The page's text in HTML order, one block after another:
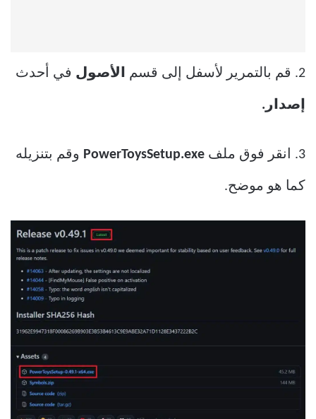
2. قم بالتمرير لأسفل إلى قسم الأصول في أحدث
إصدار.
3. انقر فوق ملف وقم بتنزيله
كما هو موضح.